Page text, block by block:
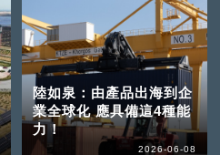
陸如泉：由產品出海到企
業全球化 應具備這4種能
力！
2026-06-08